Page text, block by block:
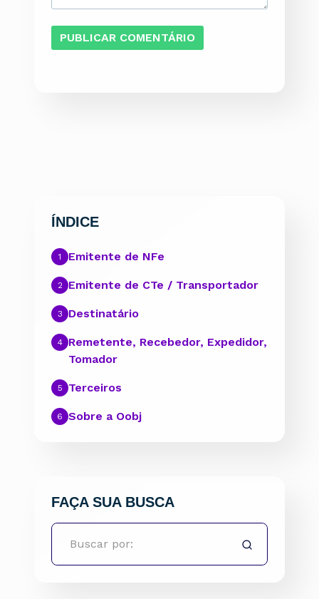
ÍNDICE
Emitente de NFe
Emitente de CTe / Transportador
Destinatário
Remetente, Recebedor, Expedidor,
Tomador
Terceiros
Sobre a Oobj
FAÇA SUA BUSCA